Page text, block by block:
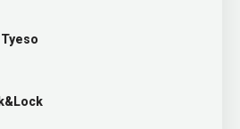
Tyeso